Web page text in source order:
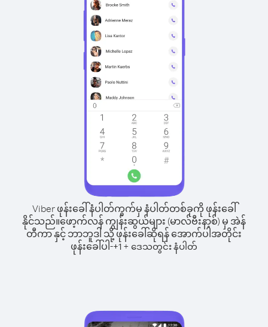
Viber ဖုန်းခေါ်နံပါတ်ကွက်မှ နံပါတ်တစ်ခုကို ဖုန်းခေါ်
နိုင်သည်။ဖော့က်လန် ကျွန်းဆွယ်များ (မာလ်ဗီးနာ့စ်) မှ အဲန်
တီကာ နှင့် ဘာဘူဒါ သို့ ဖုန်းခေါ်ဆိုရန် အောက်ပါအတိုင်း
ဖုန်းခေါ်ပါ-+1 + ဒေသတွင်း နံပါတ်